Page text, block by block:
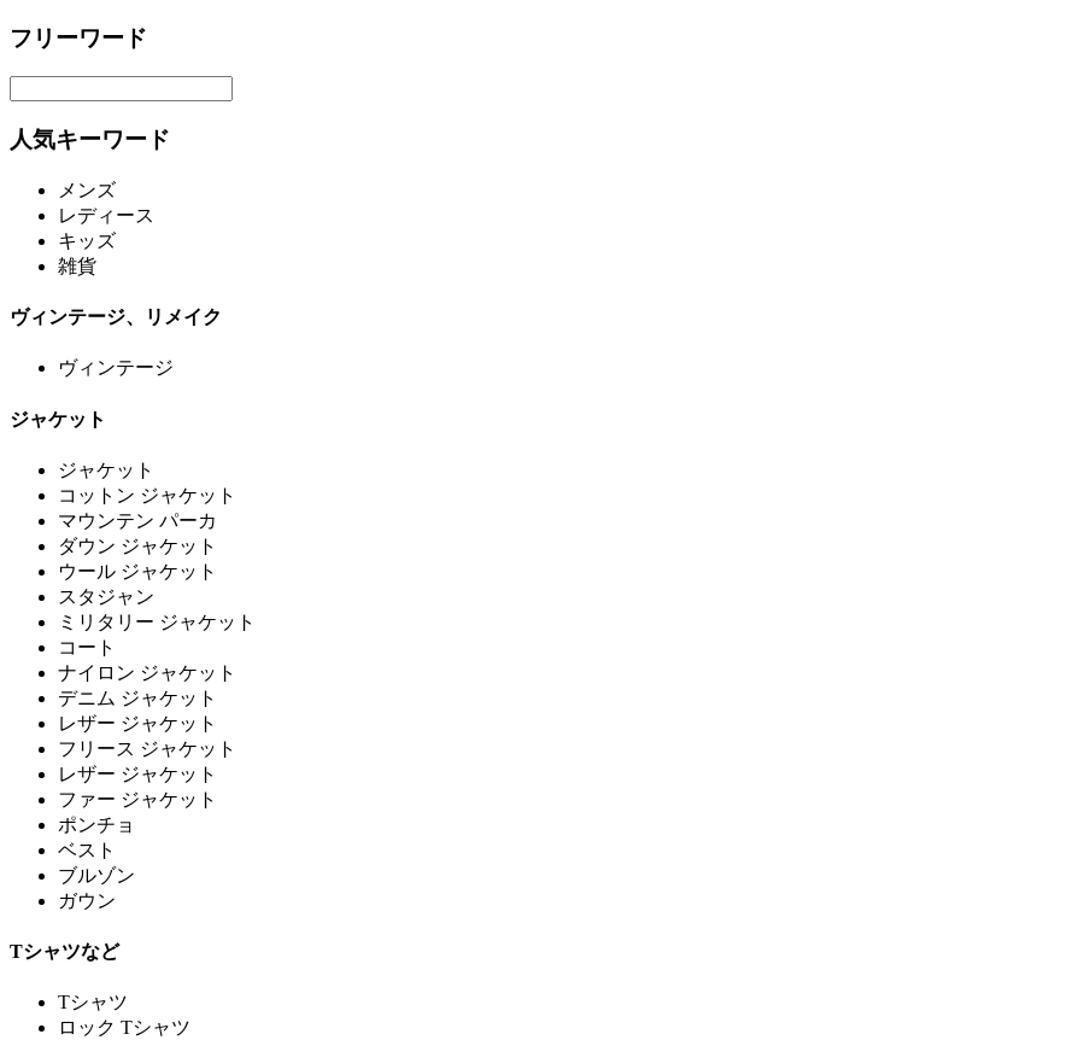
フリーワード
人気キーワード
メンズ
レディース
キッズ
雑貨
ヴィンテージ、リメイク
ヴィンテージ
ジャケット
ジャケット
コットン ジャケット
マウンテン パーカ
ダウン ジャケット
ウール ジャケット
スタジャン
ミリタリー ジャケット
コート
ナイロン ジャケット
デニム ジャケット
レザー ジャケット
フリース ジャケット
レザー ジャケット
ファー ジャケット
ポンチョ
ベスト
ブルゾン
ガウン
Tシャツなど
Tシャツ
ロック Tシャツ